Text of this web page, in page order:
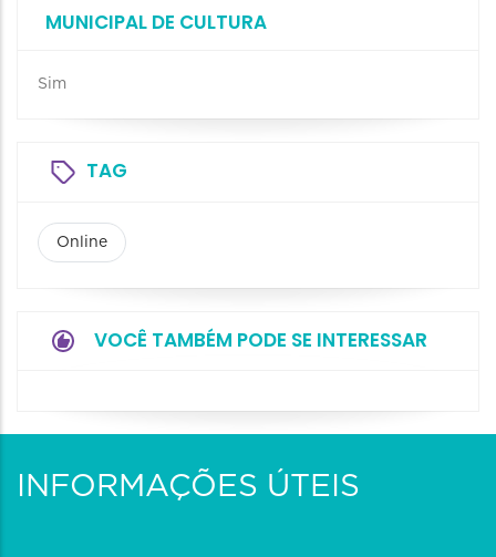
MUNICIPAL DE CULTURA
Sim
TAG
Online
VOCÊ TAMBÉM PODE SE INTERESSAR
INFORMAÇÕES ÚTEIS